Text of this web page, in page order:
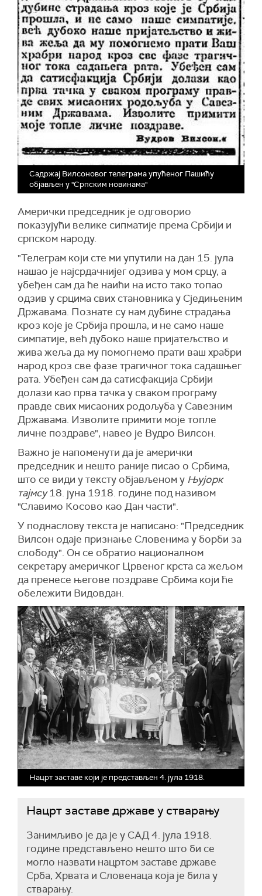
Садржај Вилсоновог телеграма упућеног Пашићу
објављен у "Српским новинама"
Амерички председник је одговорио
показујући велике сипматије према Србији и
српском народу.
"Телеграм који сте ми упутили на дан 15. јула
нашао је најсрдачнијег одзива у мом срцу, а
убеђен сам да ће наићи на исто тако топао
одзив у срцима свих становника у Сједињеним
Државама. Познате су нам дубине страдања
кроз које је Србија прошла, и не само наше
симпатије, већ дубоко наше пријатељство и
жива жеља да му помогнемо прати ваш храбри
народ кроз све фазе трагичног тока садашњег
рата. Убеђен сам да сатисфакција Србији
долази као прва тачка у сваком програму
правде свих мисаоних родољуба у Савезним
Државама. Изволите примити моје топле
личне поздраве", навео је Вудро Вилсон.
Важно је напоменути да је амерички
председник и нешто раније писао о Србима,
што се види у тексту објављеном у Њујорк
тајмсу18. јуна 1918. године под називом
"Славимо Косово као Дан части".
У поднаслову текста је написано: "Председник
Вилсон одаје признање Словенима у борби за
слободу". Он се обратио националном
секретару америчког Црвеног крста са жељом
да пренесе његове поздраве Србима који ће
обележити Видовдан.
Нацрт заставе који је представљен 4. јула 1918.
Нацрт заставе државе у стварању
Занимљиво је да је у САД 4. јула 1918.
године представљено нешто што би се
могло назвати нацртом заставе државе
Срба, Хрвата и Словенаца која је била у
стварању.